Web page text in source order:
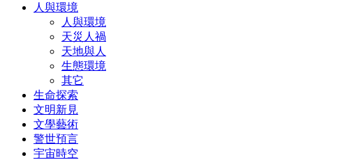
人與環境
人與環境
天災人禍
天地與人
生態環境
其它
生命探索
文明新見
文學藝術
警世預言
宇宙時空